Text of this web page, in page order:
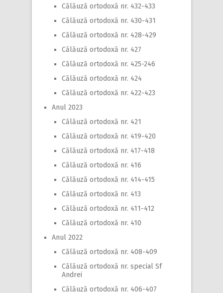
Călăuză ortodoxă nr. 432-433
Călăuză ortodoxă nr. 430-431
Călăuză ortodoxă nr. 428-429
Călăuză ortodoxă nr. 427
Călăuză ortodoxă nr. 425-246
Călăuză ortodoxă nr. 424
Călăuză ortodoxă nr. 422-423
Anul 2023
Călăuză ortodoxă nr. 421
Călăuză ortodoxă nr. 419-420
Călăuză ortodoxă nr. 417-418
Călăuză ortodoxă nr. 416
Călăuză ortodoxă nr. 414-415
Călăuză ortodoxă nr. 413
Călăuză ortodoxă nr. 411-412
Călăuză ortodoxă nr. 410
Anul 2022
Călăuză ortodoxă nr. 408-409
Călăuză ortodoxă nr. special Sf
Andrei
Călăuză ortodoxă nr. 406-407